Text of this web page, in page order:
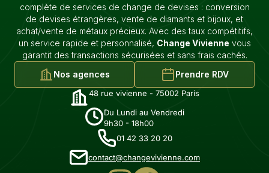
complète de services de change de devises : conversion
de devises étrangères, vente de diamants et bijoux, et
achat/vente de métaux précieux. Avec des taux compétitifs,
un service rapide et personnalisé, Change Vivienne vous
garantit des transactions sécurisées et sans frais cachés.
Nos agences
Prendre RDV
48 rue vivienne - 75002 Paris
Du Lundi au Vendredi
9h30 - 18h00
01 42 33 20 20
contact@changevivienne.com